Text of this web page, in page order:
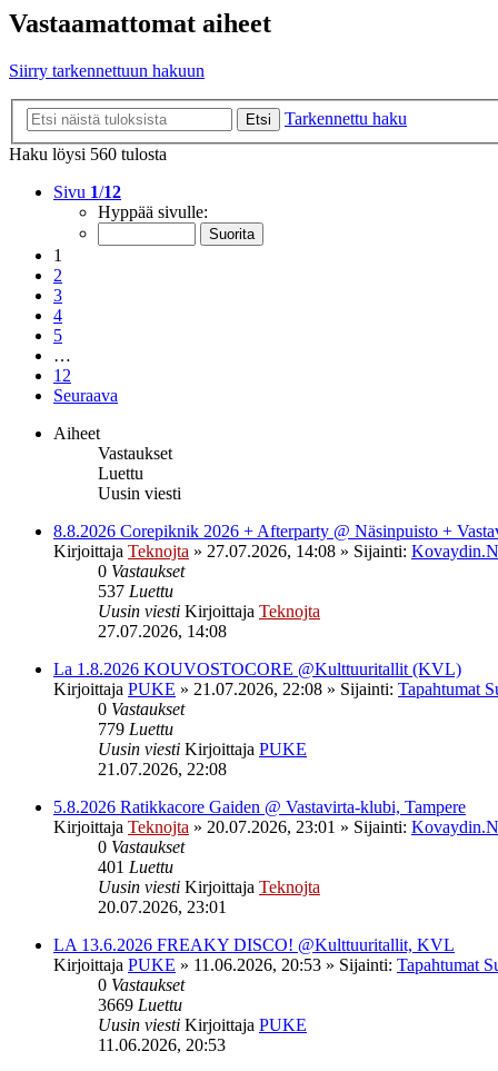
Vastaamattomat aiheet
Siirry tarkennettuun hakuun
Etsi
Tarkennettu haku
Haku löysi 560 tulosta
Sivu 1/12
Hyppää sivulle:
1
2
3
4
5
…
12
Seuraava
Aiheet
Vastaukset
Luettu
Uusin viesti
8.8.2026 Corepiknik 2026 + Afterparty @ Näsinpuisto +
Kirjoittaja Teknojta » 27.07.2026, 14:08 » Sijainti:
0 Vastaukset
537 Luettu
Uusin viesti Kirjoittaja Teknojta
27.07.2026, 14:08
La 1.8.2026 KOUVOSTOCORE @Kulttuuritallit (KVL)
Kirjoittaja PUKE » 21.07.2026, 22:08 » Sijainti: Tapahtumat
0 Vastaukset
779 Luettu
Uusin viesti Kirjoittaja PUKE
21.07.2026, 22:08
5.8.2026 Ratikkacore Gaiden @ Vastavirta-klubi, Tampere
Kirjoittaja Teknojta » 20.07.2026, 23:01 » Sijainti:
0 Vastaukset
401 Luettu
Uusin viesti Kirjoittaja Teknojta
20.07.2026, 23:01
LA 13.6.2026 FREAKY DISCO! @Kulttuuritallit, KVL
Kirjoittaja PUKE » 11.06.2026, 20:53 » Sijainti: Tapahtumat
0 Vastaukset
3669 Luettu
Uusin viesti Kirjoittaja PUKE
11.06.2026, 20:53